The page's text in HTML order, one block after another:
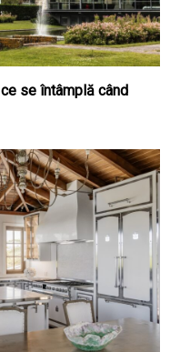
se întâmplă când